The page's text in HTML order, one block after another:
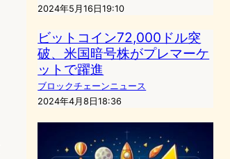
2024年5月16日19:10
ビットコイン72,000ドル突
破、米国暗号株がプレマーケ
ットで躍進
ブロックチェーンニュース
2024年4月8日18:36